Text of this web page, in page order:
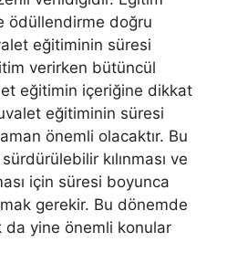
ödüllendirme doğru
eğitiminin süresi
verirken bütüncül
eğitimin içeriğine dikkat
eğitiminin süresi
önemli olacaktır. Bu
kılınması ve
için süresi boyunca
gerekir. Bu dönemde
da yine önemli konular